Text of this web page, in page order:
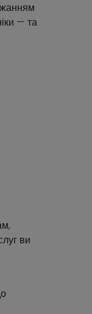
— та
ви